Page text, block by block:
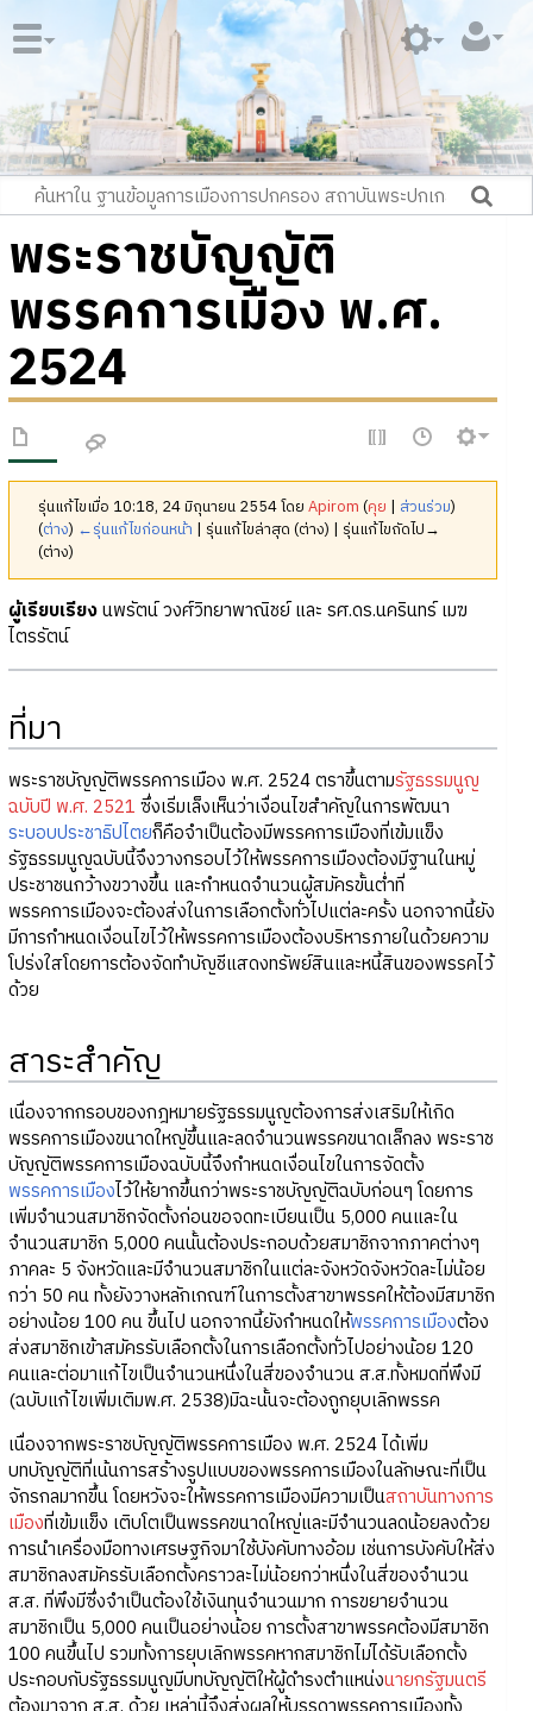
พระราชบัญญัติ
พรรคการเมือง พ.ศ.
2524
รุ่นแก้ไขเมื่อ 10:18, 24 มิถุนายน 2554 โดยApirom (คุย | ส่วนร่วม)
(ต่าง) ←รุ่นแก้ไขก่อนหน้า | รุ่นแก้ไขล่าสุด (ต่าง) | รุ่นแก้ไขถัดไป→
(ต่าง)
ผู้เรียบเรียงนพรัตน์ วงศ์วิทยาพาณิชย์ และ รศ.ดร.นครินทร์ เมฆ
ไตรรัตน์
ที่มา
พระราชบัญญัติพรรคการเมือง พ.ศ. 2524 ตราขึ้นตามรัฐธรรมนูญ
ฉบับปี พ.ศ. 2521 ซึ่งเริ่มเล็งเห็นว่าเงื่อนไขสำคัญในการพัฒนา
ระบอบประชาธิปไตยก็คือจำเป็นต้องมีพรรคการเมืองที่เข้มแข็ง
รัฐธรรมนูญฉบับนี้จึงวางกรอบไว้ให้พรรคการเมืองต้องมีฐานในหมู่
ประชาชนกว้างขวางขึ้น และกำหนดจำนวนผู้สมัครขั้นต่ำที่
พรรคการเมืองจะต้องส่งในการเลือกตั้งทั่วไปแต่ละครั้ง นอกจากนี้ยัง
มีการกำหนดเงื่อนไขไว้ให้พรรคการเมืองต้องบริหารภายในด้วยความ
โปร่งใสโดยการต้องจัดทำบัญชีแสดงทรัพย์สินและหนี้สินของพรรคไว้
ด้วย
สาระสำคัญ
เนื่องจากกรอบของกฎหมายรัฐธรรมนูญต้องการส่งเสริมให้เกิด
พรรคการเมืองขนาดใหญ่ขึ้นและลดจำนวนพรรคขนาดเล็กลง พระราช
บัญญัติพรรคการเมืองฉบับนี้จึงกำหนดเงื่อนไขในการจัดตั้ง
พรรคการเมืองไว้ให้ยากขึ้นกว่าพระราชบัญญัติฉบับก่อนๆ โดยการ
เพิ่มจำนวนสมาชิกจัดตั้งก่อนขอจดทะเบียนเป็น 5,000 คนและใน
จำนวนสมาชิก 5,000 คนนั้นต้องประกอบด้วยสมาชิกจากภาคต่างๆ
ภาคละ 5 จังหวัดและมีจำนวนสมาชิกในแต่ละจังหวัดจังหวัดละไม่น้อย
กว่า 50 คน ทั้งยังวางหลักเกณฑ์ในการตั้งสาขาพรรคให้ต้องมีสมาชิก
อย่างน้อย 100 คน ขึ้นไป นอกจากนี้ยังกำหนดให้พรรคการเมืองต้อง
ส่งสมาชิกเข้าสมัครรับเลือกตั้งในการเลือกตั้งทั่วไปอย่างน้อย 120
คนและต่อมาแก้ไขเป็นจำนวนหนึ่งในสี่ของจำนวน ส.ส.ทั้งหมดที่พึงมี
(ฉบับแก้ไขเพิ่มเติมพ.ศ. 2538)มิฉะนั้นจะต้องถูกยุบเลิกพรรค
เนื่องจากพระราชบัญญัติพรรคการเมือง พ.ศ. 2524 ได้เพิ่ม
บทบัญญัติที่เน้นการสร้างรูปแบบของพรรคการเมืองในลักษณะที่เป็น
จักรกลมากขึ้น โดยหวังจะให้พรรคการเมืองมีความเป็นสถาบันทางการ
เมืองที่เข้มแข็ง เติบโตเป็นพรรคขนาดใหญ่และมีจำนวนลดน้อยลงด้วย
การนำเครื่องมือทางเศรษฐกิจมาใช้บังคับทางอ้อม เช่นการบังคับให้ส่ง
สมาชิกลงสมัครรับเลือกตั้งคราวละไม่น้อยกว่าหนึ่งในสี่ของจำนวน
ส.ส. ที่พึงมีซึ่งจำเป็นต้องใช้เงินทุนจำนวนมาก การขยายจำนวน
สมาชิกเป็น 5,000 คนเป็นอย่างน้อย การตั้งสาขาพรรคต้องมีสมาชิก
100 คนขึ้นไป รวมทั้งการยุบเลิกพรรคหากสมาชิกไม่ได้รับเลือกตั้ง
ประกอบกับรัฐธรรมนูญมีบทบัญญัติให้ผู้ดำรงตำแหน่งนายกรัฐมนตรี